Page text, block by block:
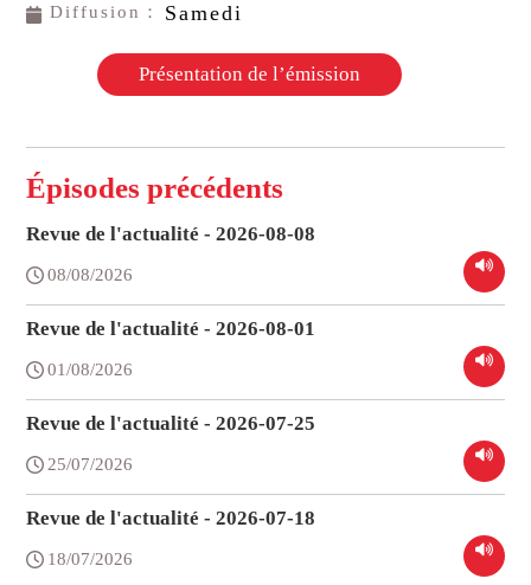
Diffusion： Samedi
Présentation de l’émission
Épisodes précédents
Revue de l'actualité - 2026-08-08
08/08/2026
Revue de l'actualité - 2026-08-01
01/08/2026
Revue de l'actualité - 2026-07-25
25/07/2026
Revue de l'actualité - 2026-07-18
18/07/2026